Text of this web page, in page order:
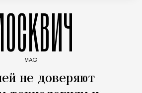
MAG
не доверяют